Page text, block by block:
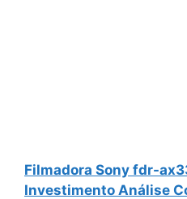
Filmadora Sony fdr-
Investimento Análise